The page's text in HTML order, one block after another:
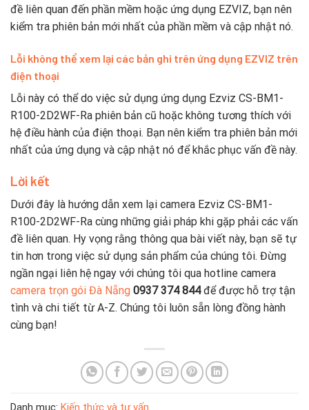
đề liên quan đến phần mềm hoặc ứng dụng EZVIZ, bạn nên
kiểm tra phiên bản mới nhất của phần mềm và cập nhật nó.
Lỗi không thể xem lại các bản ghi trên ứng dụng EZVIZ trên
điện thoại
Lỗi này có thể do việc sử dụng ứng dụng Ezviz CS-BM1-
R100-2D2WF-Ra phiên bản cũ hoặc không tương thích với
hệ điều hành của điện thoại. Bạn nên kiểm tra phiên bản mới
nhất của ứng dụng và cập nhật nó để khắc phục vấn đề này.
Lời kết
Dưới đây là hướng dẫn xem lại camera Ezviz CS-BM1-
R100-2D2WF-Ra cùng những giải pháp khi gặp phải các vấn
đề liên quan. Hy vọng rằng thông qua bài viết này, bạn sẽ tự
tin hơn trong việc sử dụng sản phẩm của chúng tôi. Đừng
ngần ngại liên hệ ngay với chúng tôi qua hotline camera
camera trọn gói Đà Nẵng 0937 374 844để được hỗ trợ tận
tình và chi tiết từ A-Z. Chúng tôi luôn sẵn lòng đồng hành
cùng bạn!
Danh mục: Kiến thức và tư vấn